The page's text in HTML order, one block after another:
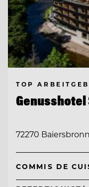
TOP
72270
COMMIS DE